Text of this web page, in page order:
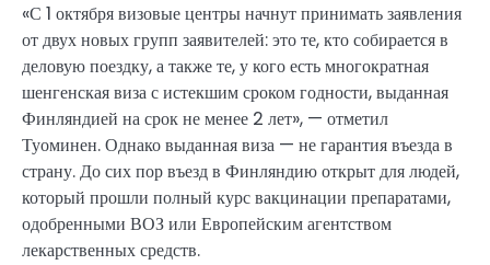
«С 1 октября визовые центры начнут принимать заявления
от двух новых групп заявителей: это те, кто собирается в
деловую поездку, а также те, у кого есть многократная
шенгенская виза с истекшим сроком годности, выданная
Финляндией на срок не менее 2 лет», — отметил
Туоминен. Однако выданная виза — не гарантия въезда в
страну. До сих пор въезд в Финляндию открыт для людей,
который прошли полный курс вакцинации препаратами,
одобренными ВОЗ или Европейским агентством
лекарственных средств.